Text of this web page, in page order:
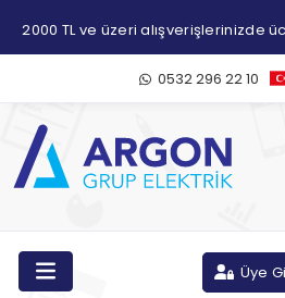
2000 TL ve üzeri alışverişlerinizde
0532 296 22 10
Üye